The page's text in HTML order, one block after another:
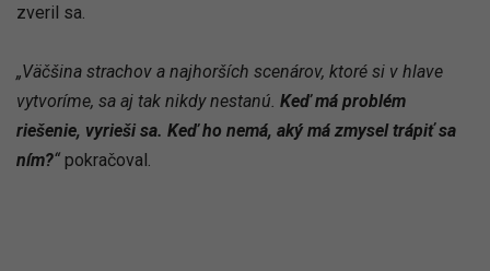
zveril sa.
„Väčšina strachov a najhorších scenárov, ktoré si v hlave
vytvoríme, sa aj tak nikdy nestanú. Keď má problém
riešenie, vyrieši sa. Keď ho nemá, aký má zmysel trápiť sa
ním?“ pokračoval.